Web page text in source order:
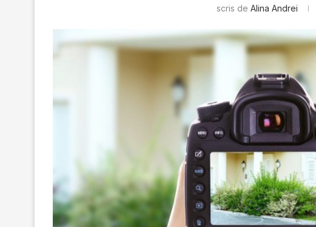
scris de Alina Andrei